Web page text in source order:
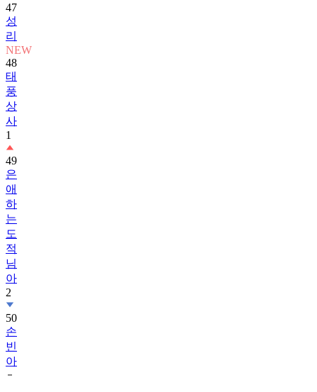
47
성
리
NEW
48
태
풍
상
사
1
49
은
애
하
는
도
적
님
아
2
50
손
빈
아